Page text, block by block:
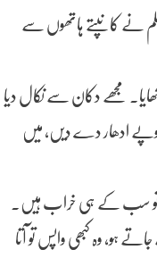
نے کانپتے ہاتھوں سے
مجھے دکان سے نکال دیا
ادھار دے دیں، میں
تو سب کے ہی خراب ہیں۔
ہو، وہ کبھی واپس تو آتا